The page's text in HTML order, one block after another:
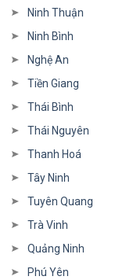
Ninh Thuận
Ninh Bình
Nghệ An
Tiền Giang
Thái Bình
Thái Nguyên
Thanh Hoá
Tây Ninh
Tuyên Quang
Trà Vinh
Quảng Ninh
Phú Yên